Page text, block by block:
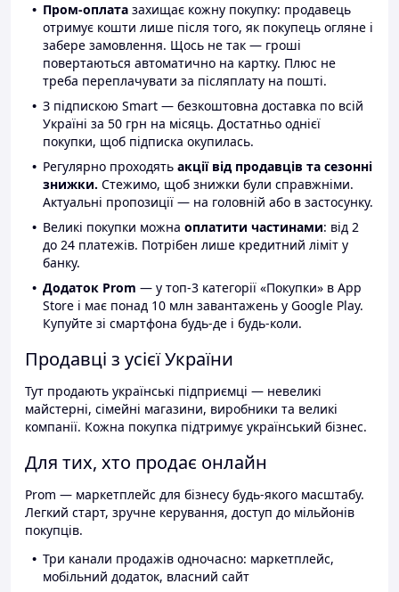
Пром-оплата захищає кожну покупку: продавець
отримує кошти лише після того, як покупець огляне і
забере замовлення. Щось не так — гроші
повертаються автоматично на картку. Плюс не
треба переплачувати за післяплату на пошті.
З підпискою Smart — безкоштовна доставка по всій
Україні за 50 грн на місяць. Достатньо однієї
покупки, щоб підписка окупилась.
Регулярно проходять акції від продавців та сезонні
знижки. Стежимо, щоб знижки були справжніми.
Актуальні пропозиції — на головній або в застосунку.
Великі покупки можна оплатити частинами: від 2
до 24 платежів. Потрібен лише кредитний ліміт у
банку.
Додаток Prom — у топ-3 категорії «Покупки» в App
Store і має понад 10 млн завантажень у Google Play.
Купуйте зі смартфона будь-де і будь-коли.
Продавці з усієї України
Тут продають українські підприємці — невеликі
майстерні, сімейні магазини, виробники та великі
компанії. Кожна покупка підтримує український бізнес.
Для тих, хто продає онлайн
Prom — маркетплейс для бізнесу будь-якого масштабу.
Легкий старт, зручне керування, доступ до мільйонів
покупців.
Три канали продажів одночасно: маркетплейс,
мобільний додаток, власний сайт